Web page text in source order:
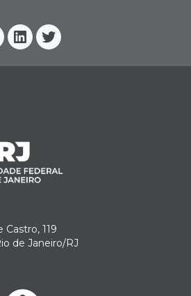
Linkedin
Twitter
119
de Janeiro/RJ